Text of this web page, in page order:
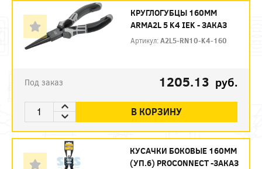
КРУГЛОГУБЦЫ 160ММ
ARMA2L 5 K4 IEK - ЗАКАЗ
Артикул:A2L5-RN10-K4-160
Под заказ 1205.13 руб.
В КОРЗИНУ
КУСАЧКИ БОКОВЫЕ 160ММ
(УП.6) PROCONNECT -ЗАКАЗ